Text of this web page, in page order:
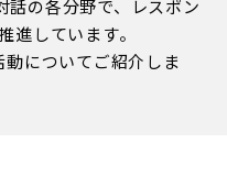
話の各分野で、レスポン
進しています。
についてご紹介しま